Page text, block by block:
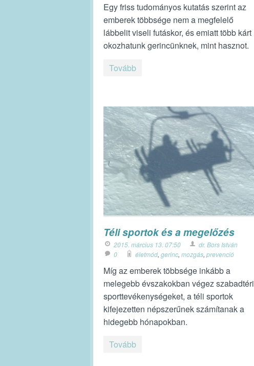
Egy friss tudományos kutatás szerint az
emberek többsége nem a megfelelő
lábbelit viseli futáskor, és emiatt több kárt
okozhatunk gerincünknek, mint hasznot.
Tovább
Téli sportok és a megelőzés
2015. március 13. 07:50
dr. Bors István
0
életmód, gerinc, mozgás, prevenció
Míg az emberek többsége inkább a
melegebb évszakokban végez szabadtéri
sporttevékenységeket, a téli sportok
kifejezetten népszerűnek számítanak a
hidegebb hónapokban.
Tovább